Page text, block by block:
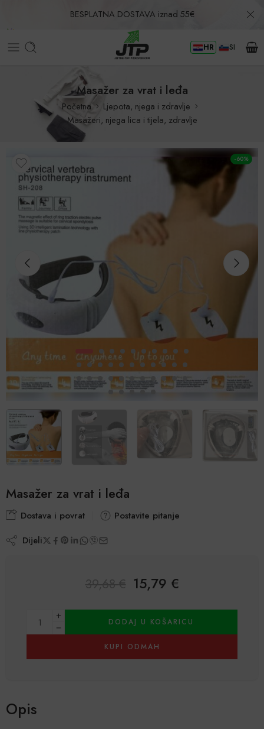
BESPLATNA DOSTAVA iznad 55€
Povrat u roku od 30 dana! HR SI
Masažer za vrat i leđa
Početna
Ljepota, njega i zdravlje
Masažeri, njega lica i tijela, zdravlje
-60%
Masažer za vrat i leđa
Dostava i povrat Postavite pitanje
Dijeli
15,79 €
DODAJ U KOŠARICU
KUPI ODMAH
Alternative:
Opis